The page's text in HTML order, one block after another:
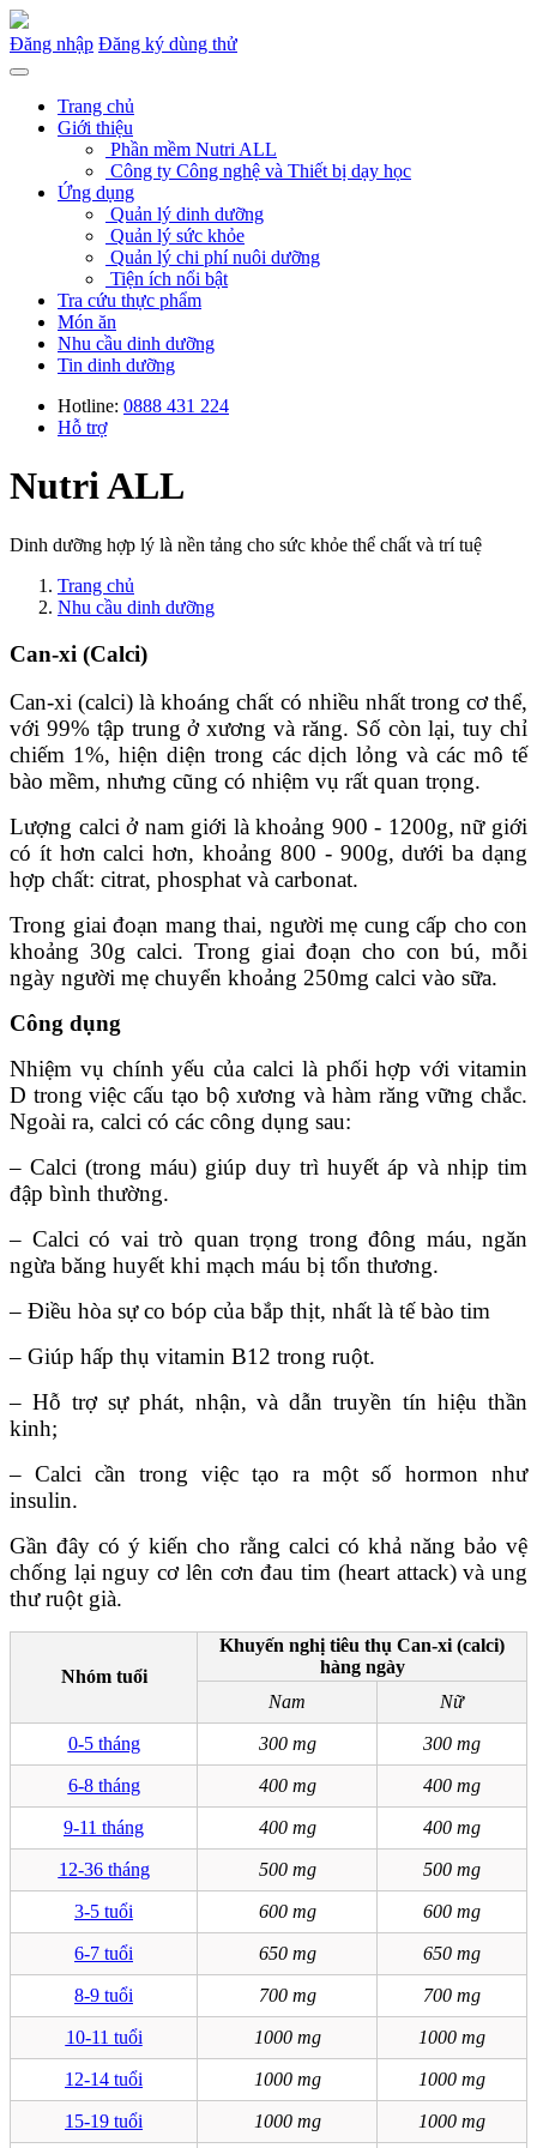
Đăng nhập Đăng ký dùng thử
Trang chủ
Giới thiệu
Phần mềm Nutri ALL
Công ty Công nghệ và Thiết bị dạy học
Ứng dụng
Quản lý dinh dưỡng
Quản lý sức khỏe
Quản lý chi phí nuôi dưỡng
Tiện ích nổi bật
Tra cứu thực phẩm
Món ăn
Nhu cầu dinh dưỡng
Tin dinh dưỡng
Hotline: 0888 431 224
Hỗ trợ
Nutri ALL
Dinh dưỡng hợp lý là nền tảng cho sức khỏe thể chất và trí tuệ
Trang chủ
Nhu cầu dinh dưỡng
Can-xi (Calci)
Can-xi (calci) là khoáng chất có nhiều nhất trong cơ thể,
với 99% tập trung ở xương và răng. Số còn lại, tuy chỉ
chiếm 1%, hiện diện trong các dịch lỏng và các mô tế
bào mềm, nhưng cũng có nhiệm vụ rất quan trọng.
Lượng calci ở nam giới là khoảng 900 - 1200g, nữ giới
có ít hơn calci hơn, khoảng 800 - 900g, dưới ba dạng
hợp chất: citrat, phosphat và carbonat.
Trong giai đoạn mang thai, người mẹ cung cấp cho con
khoảng 30g calci. Trong giai đoạn cho con bú, mỗi
ngày người mẹ chuyển khoảng 250mg calci vào sữa.
Công dụng
Nhiệm vụ chính yếu của calci là phối hợp với vitamin
D trong việc cấu tạo bộ xương và hàm răng vững chắc.
Ngoài ra, calci có các công dụng sau:
– Calci (trong máu) giúp duy trì huyết áp và nhịp tim
đập bình thường.
– Calci có vai trò quan trọng trong đông máu, ngăn
ngừa băng huyết khi mạch máu bị tổn thương.
– Điều hòa sự co bóp của bắp thịt, nhất là tế bào tim
– Giúp hấp thụ vitamin B12 trong ruột.
– Hỗ trợ sự phát, nhận, và dẫn truyền tín hiệu thần
kinh;
– Calci cần trong việc tạo ra một số hormon như
insulin.
Gần đây có ý kiến cho rằng calci có khả năng bảo vệ
chống lại nguy cơ lên cơn đau tim (heart attack) và ung
thư ruột già.
Nhóm tuổi
Khuyến nghị tiêu thụ Can-xi (calci)
hàng ngày
Nam
Nữ
0-5 tháng 300 mg 300 mg
6-8 tháng 400 mg 400 mg
9-11 tháng 400 mg 400 mg
12-36 tháng 500 mg 500 mg
3-5 tuổi 600 mg 600 mg
6-7 tuổi 650 mg 650 mg
8-9 tuổi 700 mg 700 mg
10-11 tuổi 1000 mg 1000 mg
12-14 tuổi 1000 mg 1000 mg
15-19 tuổi 1000 mg 1000 mg